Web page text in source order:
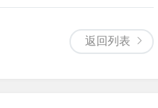
返回列表